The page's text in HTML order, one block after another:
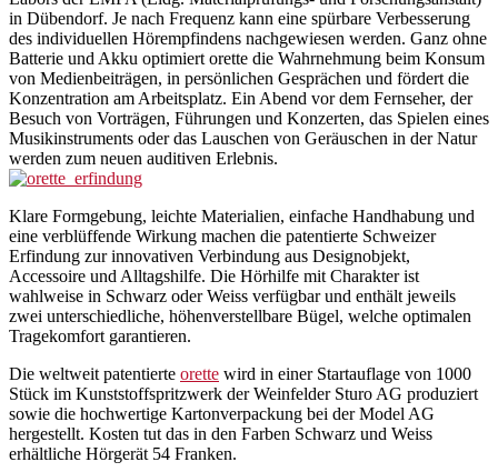
in Dübendorf. Je nach Frequenz kann eine spürbare Verbesserung
des individuellen Hörempfindens nachgewiesen werden. Ganz ohne
Batterie und Akku optimiert orette die Wahrnehmung beim Konsum
von Medienbeiträgen, in persönlichen Gesprächen und fördert die
Konzentration am Arbeitsplatz. Ein Abend vor dem Fernseher, der
Besuch von Vorträgen, Führungen und Konzerten, das Spielen eines
Musikinstruments oder das Lauschen von Geräuschen in der Natur
werden zum neuen auditiven Erlebnis.
Klare Formgebung, leichte Materialien, einfache Handhabung und
eine verblüffende Wirkung machen die patentierte Schweizer
Erfindung zur innovativen Verbindung aus Designobjekt,
Accessoire und Alltagshilfe. Die Hörhilfe mit Charakter ist
wahlweise in Schwarz oder Weiss verfügbar und enthält jeweils
zwei unterschiedliche, höhenverstellbare Bügel, welche optimalen
Tragekomfort garantieren.
Die weltweit patentierte orette wird in einer Startauflage von 1000
Stück im Kunststoffspritzwerk der Weinfelder Sturo AG produziert
sowie die hochwertige Kartonverpackung bei der Model AG
hergestellt. Kosten tut das in den Farben Schwarz und Weiss
erhältliche Hörgerät 54 Franken.